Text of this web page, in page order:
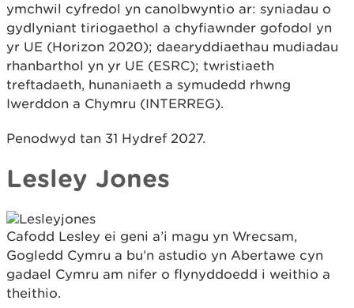
ymchwil cyfredol yn canolbwyntio ar: syniadau o
gydlyniant tiriogaethol a chyfiawnder gofodol yn
yr UE (Horizon 2020); daearyddiaethau mudiadau
rhanbarthol yn yr UE (ESRC); twristiaeth
treftadaeth, hunaniaeth a symudedd rhwng
Iwerddon a Chymru (INTERREG).
Penodwyd tan 31 Hydref 2027.
Lesley Jones
Cafodd Lesley ei geni a’i magu yn Wrecsam,
Gogledd Cymru a bu’n astudio yn Abertawe cyn
gadael Cymru am nifer o flynyddoedd i weithio a
theithio.